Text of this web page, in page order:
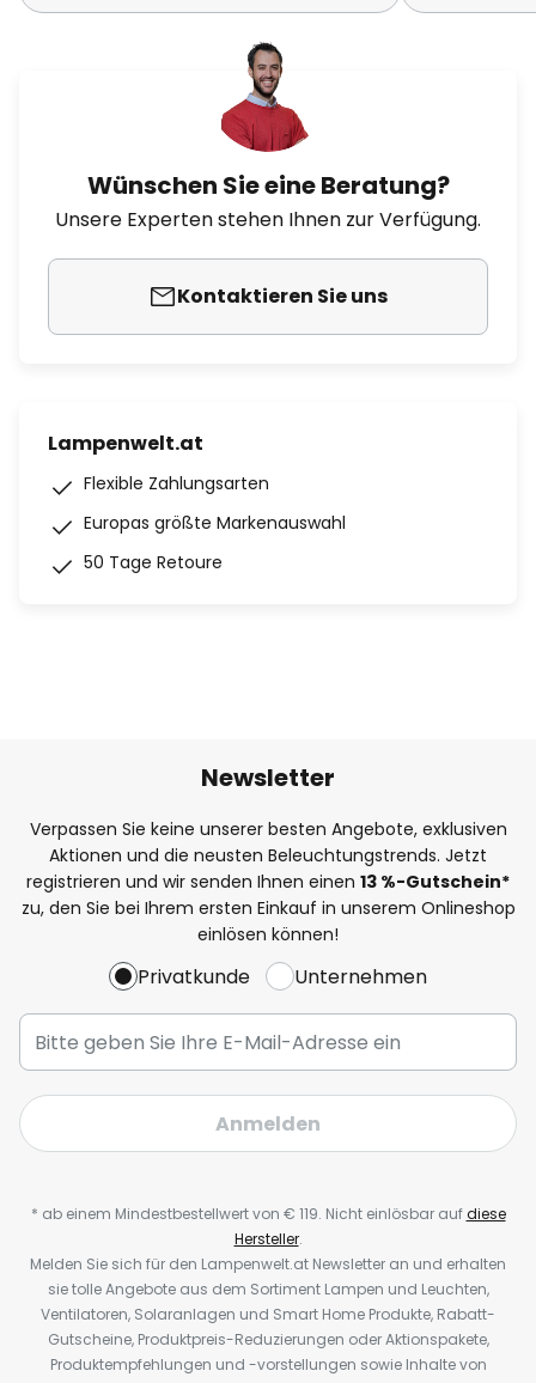
Wünschen Sie eine Beratung?
Unsere Experten stehen Ihnen zur Verfügung.
Kontaktieren Sie uns
Lampenwelt.at
Flexible Zahlungsarten
Europas größte Markenauswahl
50 Tage Retoure
Newsletter
Verpassen Sie keine unserer besten Angebote, exklusiven
Aktionen und die neusten Beleuchtungstrends. Jetzt
registrieren und wir senden Ihnen einen 13 %-Gutschein*
zu, den Sie bei Ihrem ersten Einkauf in unserem Onlineshop
einlösen können!
Privatkunde Unternehmen
Anmelden
* ab einem Mindestbestellwert von € 119. Nicht einlösbar aufdiese
Hersteller.
Melden Sie sich für den Lampenwelt.at Newsletter an und erhalten
sie tolle Angebote aus dem Sortiment Lampen und Leuchten,
Ventilatoren, Solaranlagen und Smart Home Produkte, Rabatt-
Gutscheine, Produktpreis-Reduzierungen oder Aktionspakete,
Produktempfehlungen und -vorstellungen sowie Inhalte von